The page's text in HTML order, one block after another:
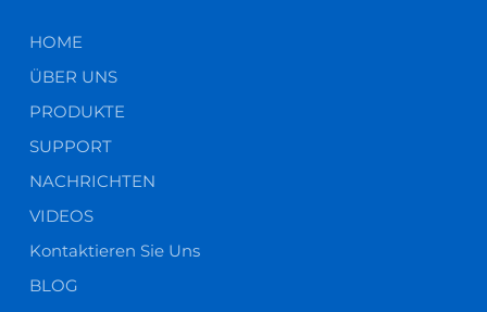
HOME
ÜBER UNS
PRODUKTE
SUPPORT
NACHRICHTEN
VIDEOS
Kontaktieren Sie Uns
BLOG